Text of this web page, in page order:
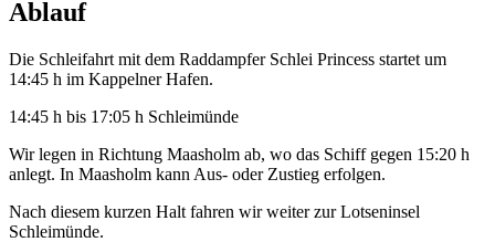
Ablauf
Die Schleifahrt mit dem Raddampfer Schlei Princess startet um
14:45 h im Kappelner Hafen.
14:45 h bis 17:05 h Schleimünde
Wir legen in Richtung Maasholm ab, wo das Schiff gegen 15:20 h
anlegt. In Maasholm kann Aus- oder Zustieg erfolgen.
Nach diesem kurzen Halt fahren wir weiter zur Lotseninsel
Schleimünde.